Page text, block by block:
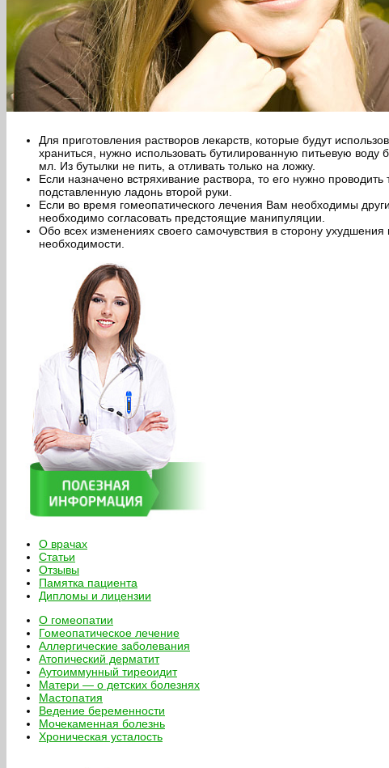
Для приготовления растворов лекарств, которые будут
храниться, нужно использовать бутилированную питьевую
мл. Из бутылки не пить, а отливать только на ложку.
Если назначено встряхивание раствора, то его нужно
подставленную ладонь второй руки.
Если во время гомеопатического лечения Вам необходимы
необходимо согласовать предстоящие манипуляции.
Обо всех изменениях своего самочувствия в сторону
необходимости.
О врачах
Статьи
Отзывы
Памятка пациента
Дипломы и лицензии
О гомеопатии
Гомеопатическое лечение
Аллергические заболевания
Атопический дерматит
Аутоиммунный тиреоидит
Матери — о детских болезнях
Мастопатия
Ведение беременности
Мочекаменная болезнь
Хроническая усталость